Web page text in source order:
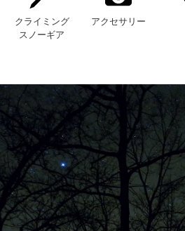
クライミング
スノーギア
アクセサリー